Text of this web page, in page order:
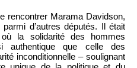
rencontrer Marama Davidson,
d’autres députés. Il était
la solidarité des hommes
authentique que celle des
inconditionnelle – soulignant